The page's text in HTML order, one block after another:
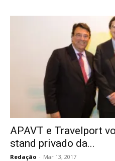
APAVT e Travelport
stand privado da...
Redação - Mar 13, 2017